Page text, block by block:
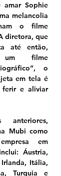
amar Sophie
melancolia
o filme
diretora, que
até então,
filme
o
em tela é
e aliviar
Mubi como
em
Áustria,
Itália,
Turquia e